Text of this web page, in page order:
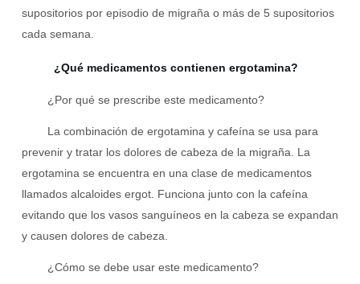
supositorios por episodio de migraña o más de 5 supositorios
cada semana.
¿Qué medicamentos contienen ergotamina?
¿Por qué se prescribe este medicamento?
La combinación de ergotamina y cafeína se usa para
prevenir y tratar los dolores de cabeza de la migraña. La
ergotamina se encuentra en una clase de medicamentos
llamados alcaloides ergot. Funciona junto con la cafeína
evitando que los vasos sanguíneos en la cabeza se expandan
y causen dolores de cabeza.
¿Cómo se debe usar este medicamento?